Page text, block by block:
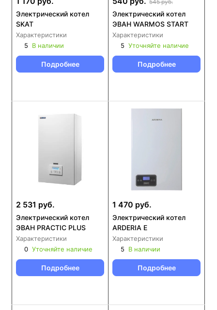
Электрический котел
SKAT
Характеристики
5
В наличии
Подробнее
545 руб.
Электрический котел
ЭВАН WARMOS START
Характеристики
5 Уточняйте наличие
Подробнее
2 531 руб.
Электрический котел
ЭВАН PRACTIC PLUS
Характеристики
0 Уточняйте наличие
Подробнее
1 470 руб.
Электрический котел
ARDERIA E
Характеристики
5
В наличии
Подробнее